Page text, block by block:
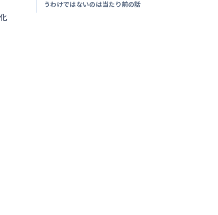
うわけではないのは当たり前の話